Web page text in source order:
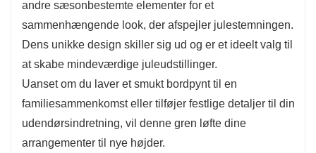
skærme.
Dens tilpasningsevne sikrer, at den
komplementerer ethvert indretningstema, hvilket
gør den til en uundværlig tilføjelse til din
andre sæsonbestemte elementer for et
sammenhængende look, der afspejler julestemningen.
Dens unikke design skiller sig ud og er et ideelt valg til
at skabe mindeværdige juleudstillinger.
Uanset om du laver et smukt bordpynt til en
familiesammenkomst eller tilføjer festlige detaljer til din
udendørsindretning, vil denne gren løfte dine
arrangementer til nye højder.